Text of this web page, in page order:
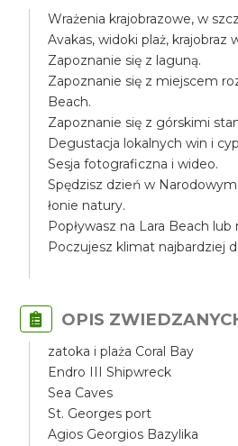
Wrażenia krajobrazowe, w
Avakas, widoki plaż, krajobraz
Zapoznanie się z laguną.
Zapoznanie się z miejscem
Beach.
Zapoznanie się z górskimi
Degustacja lokalnych win i
Sesja fotograficzna i wideo.
Spędzisz dzień w
łonie natury.
Popływasz na Lara Beach
Poczujesz klimat najbardziej
OPIS
zatoka i plaża Coral Bay
Endro III Shipwreck
Sea Caves
St. Georges port
Agios Georgios Bazylika